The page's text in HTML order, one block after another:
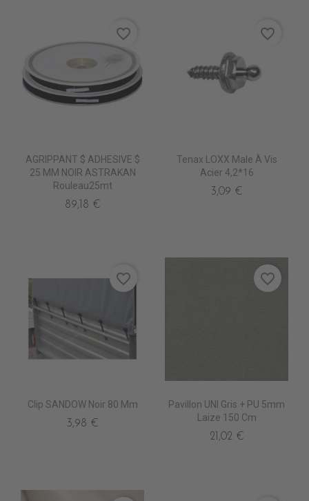
AGRIPPANT $ ADHESIVE $
25 MM NOIR ASTRAKAN
Rouleau25mt
89,18 €
favorite_border
Tenax LOXX Male À Vis
Acier 4,2*16
3,09 €
favorite_border
Clip SANDOW Noir 80 Mm
3,98 €
favorite_border
Pavillon UNI Gris + PU 5mm
Laize 150 Cm
21,02 €
favorite_border